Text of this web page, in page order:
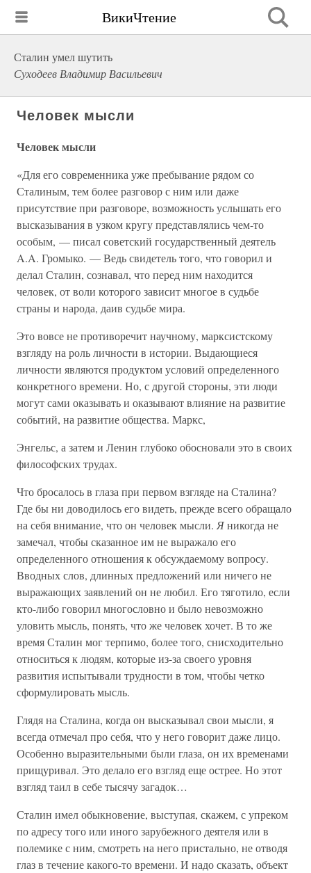
ВикиЧтение
Сталин умел шутить
Суходеев Владимир Васильевич
Человек мысли
Человек мысли
«Для его современника уже пребывание рядом со
Сталиным, тем более разговор с ним или даже
присутствие при разговоре, возможность услышать его
высказывания в узком кругу представлялись чем-то
особым, — писал советский государственный деятель
A.A. Громыко. — Ведь свидетель того, что говорил и
делал Сталин, сознавал, что перед ним находится
человек, от воли которого зависит многое в судьбе
страны и народа, даив судьбе мира.
Это вовсе не противоречит научному, марксистскому
взгляду на роль личности в истории. Выдающиеся
личности являются продуктом условий определенного
конкретного времени. Но, с другой стороны, эти люди
могут сами оказывать и оказывают влияние на развитие
событий, на развитие общества. Маркс,
Энгельс, а затем и Ленин глубоко обосновали это в своих
философских трудах.
Что бросалось в глаза при первом взгляде на Сталина?
Где бы ни доводилось его видеть, прежде всего обращало
на себя внимание, что он человек мысли. Яникогда не
замечал, чтобы сказанное им не выражало его
определенного отношения к обсуждаемому вопросу.
Вводных слов, длинных предложений или ничего не
выражающих заявлений он не любил. Его тяготило, если
кто-либо говорил многословно и было невозможно
уловить мысль, понять, что же человек хочет. В то же
время Сталин мог терпимо, более того, снисходительно
относиться к людям, которые из-за своего уровня
развития испытывали трудности в том, чтобы четко
сформулировать мысль.
Глядя на Сталина, когда он высказывал свои мысли, я
всегда отмечал про себя, что у него говорит даже лицо.
Особенно выразительными были глаза, он их временами
прищуривал. Это делало его взгляд еще острее. Но этот
взгляд таил в себе тысячу загадок…
Сталин имел обыкновение, выступая, скажем, с упреком
по адресу того или иного зарубежного деятеля или в
полемике с ним, смотреть на него пристально, не отводя
глаз в течение какого-то времени. И надо сказать, объект